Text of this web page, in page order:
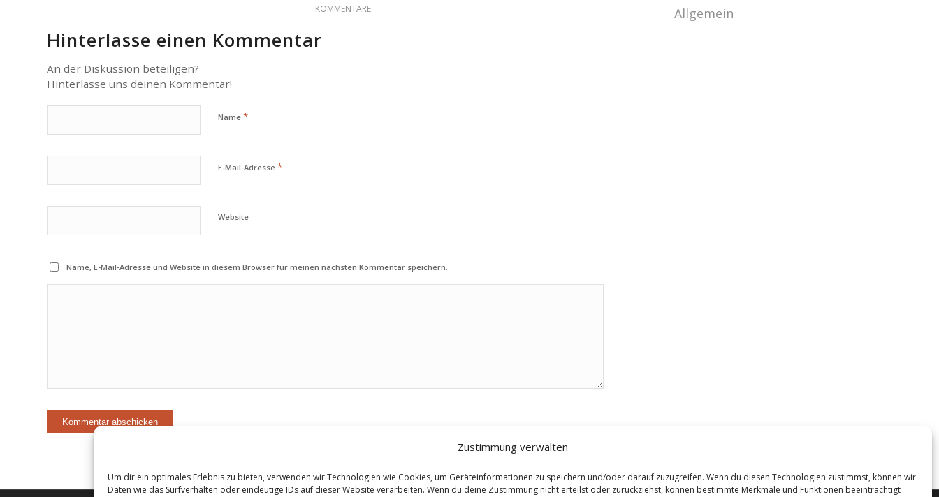
Zustimmung verwalten
Um dir ein optimales Erlebnis zu bieten, verwenden wir Technologien wie Cookies, um Geräteinformationen zu speichern und/oder darauf zuzugreifen. Wenn du diesen Technologien zustimmst, können wir
Daten wie das Surfverhalten oder eindeutige IDs auf dieser Website verarbeiten. Wenn du deine Zustimmung nicht erteilst oder zurückziehst, können bestimmte Merkmale und Funktionen beeinträchtigt
KOMMENTARE
Hinterlasse einen Kommentar
An der Diskussion beteiligen?
Hinterlasse uns deinen Kommentar!
Name *
E-Mail-Adresse *
Website
Name, E-Mail-Adresse und Website in diesem Browser für meinen nächsten Kommentar speichern.
Allgemein